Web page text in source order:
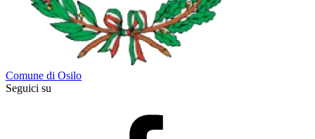
Comune di Osilo
Seguici su